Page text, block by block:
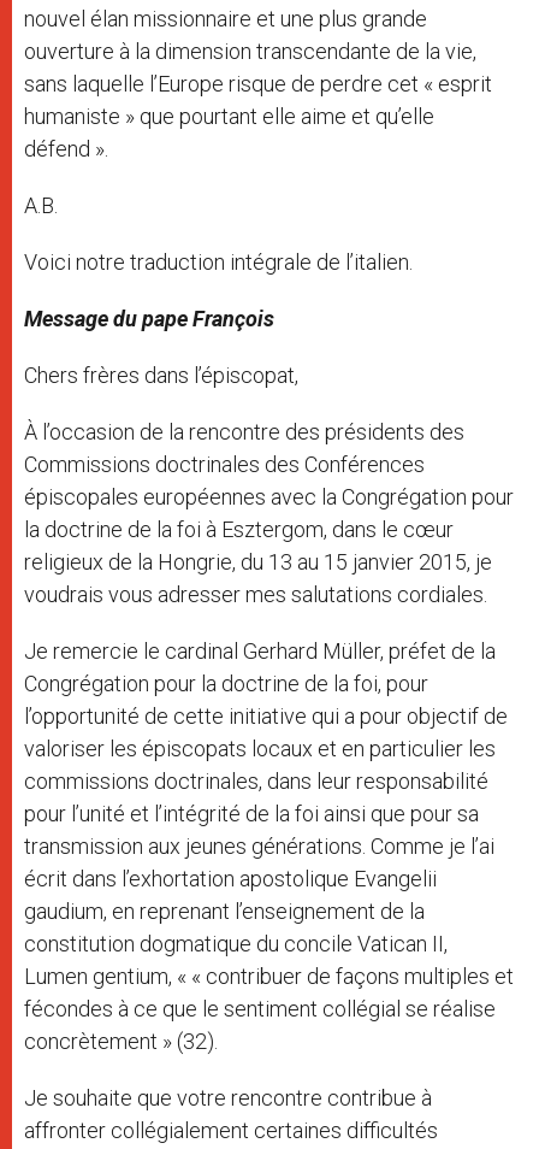
nouvel élan missionnaire et une plus grande
ouverture à la dimension transcendante de la vie,
sans laquelle l’Europe risque de perdre cet « esprit
humaniste » que pourtant elle aime et qu’elle
défend ».
A.B.
Voici notre traduction intégrale de l’italien.
Message du pape François
Chers frères dans l’épiscopat,
À l’occasion de la rencontre des présidents des
Commissions doctrinales des Conférences
épiscopales européennes avec la Congrégation pour
la doctrine de la foi à Esztergom, dans le cœur
religieux de la Hongrie, du 13 au 15 janvier 2015, je
voudrais vous adresser mes salutations cordiales.
Je remercie le cardinal Gerhard Müller, préfet de la
Congrégation pour la doctrine de la foi, pour
l’opportunité de cette initiative qui a pour objectif de
valoriser les épiscopats locaux et en particulier les
commissions doctrinales, dans leur responsabilité
pour l’unité et l’intégrité de la foi ainsi que pour sa
transmission aux jeunes générations. Comme je l’ai
écrit dans l’exhortation apostolique Evangelii
gaudium, en reprenant l’enseignement de la
constitution dogmatique du concile Vatican II,
Lumen gentium, « « contribuer de façons multiples et
fécondes à ce que le sentiment collégial se réalise
concrètement » (32).
Je souhaite que votre rencontre contribue à
affronter collégialement certaines difficultés